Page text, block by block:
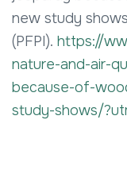
new study
(PFPI). https://
nature-and-air-
because-of-
study-shows/